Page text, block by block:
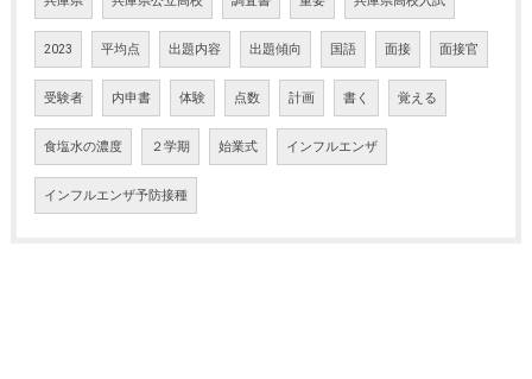
2023 平均点 出題内容 出題傾向 国語 面接 面接官
受験者 内申書 体験 点数 計画 書く 覚える
食塩水の濃度 ２学期 始業式 インフルエンザ
インフルエンザ予防接種